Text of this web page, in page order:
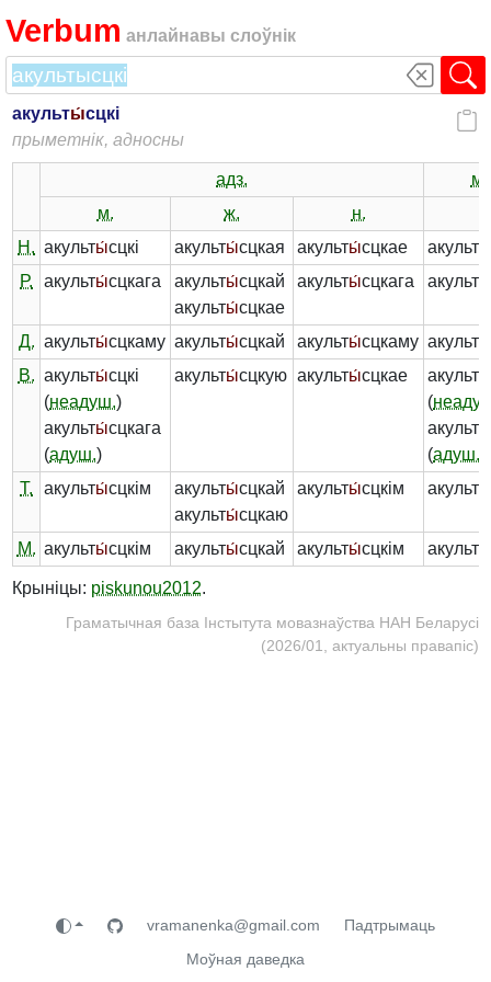
Verbum анлайнавы слоўнік
акульты́сцкі
прыметнік, адносны
адз.
м.
ж. н.
Н. акульты́сцкі акульты́сцкая акульты́сцкае акульт
Р.
акульты́сцкага акульты́сцкай
акульты́сцкае
акульты́сцкага акульт
Д. акульты́сцкаму акульты́сцкай акульты́сцкаму акульт
В. акульты́сцкі
(неадуш.)
акульты́сцкага
(адуш.)
акульты́сцкую акульты́сцкае акульт
(
акульт
(адуш.
Т.
акульты́сцкім акульты́сцкай
акульты́сцкаю
акульты́сцкім акульт
М. акульты́сцкім акульты́сцкай акульты́сцкім акульт
Крыніцы: piskunou2012.
Граматычная база Інстытута мовазнаўства НАН Беларусі
(2026/01, актуальны правапіс)
vramanenka@gmail.com
Падтрымаць
Моўная даведка